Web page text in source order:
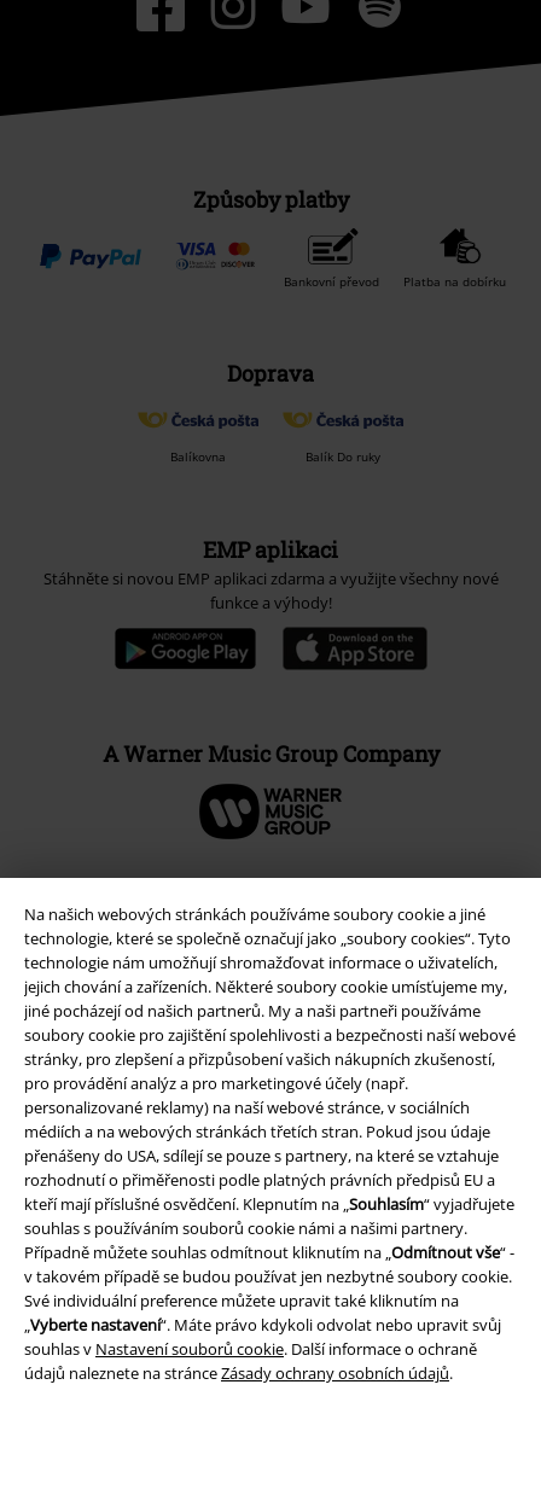
Na našich webových stránkách používáme soubory cookie a jiné
technologie, které se společně označují jako „soubory cookies“. Tyto
technologie nám umožňují shromažďovat informace o uživatelích,
jejich chování a zařízeních. Některé soubory cookie umísťujeme my,
jiné pocházejí od našich partnerů. My a naši partneři používáme
soubory cookie pro zajištění spolehlivosti a bezpečnosti naší webové
stránky, pro zlepšení a přizpůsobení vašich nákupních zkušeností,
pro provádění analýz a pro marketingové účely (např.
personalizované reklamy) na naší webové stránce, v sociálních
médiích a na webových stránkách třetích stran. Pokud jsou údaje
přenášeny do USA, sdílejí se pouze s partnery, na které se vztahuje
rozhodnutí o přiměřenosti podle platných právních předpisů EU a
kteří mají příslušné osvědčení. Klepnutím na „Souhlasím“ vyjadřujete
souhlas s používáním souborů cookie námi a našimi partnery.
Případně můžete souhlas odmítnout kliknutím na „Odmítnout vše“ -
v takovém případě se budou používat jen nezbytné soubory cookie.
Své individuální preference můžete upravit také kliknutím na
„Vyberte nastavení“. Máte právo kdykoli odvolat nebo upravit svůj
souhlas v Nastavení souborů cookie. Další informace o ochraně
údajů naleznete na stránceZásady ochrany osobních údajů.
Způsoby platby
Bankovní převod Platba na dobírku
Doprava
Balíkovna Balík Do ruky
EMP aplikaci
Stáhněte si novou EMP aplikaci zdarma a využijte všechny nové
funkce a výhody!
A Warner Music Group Company
Právní informace
Podmínky
Prohlášení
Ochrana osobních údajů
Likvidace odpadu a ochrana životního prostředí
Prohlášení o shodě